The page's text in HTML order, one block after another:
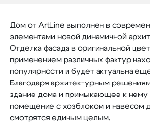
Дом от ArtLine выполнен в
элементами новой динамичной
Отделка фасада в оригинальной
применением различных фактур
популярности и будет актуальна
Благодаря архитектурным
здание дома и примыкающее к нему
помещение с хозблоком и навесом
смотрятся единым целым.